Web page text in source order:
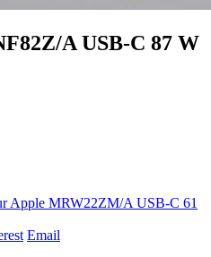
A USB-C 87 W
Apple MRW22ZM/A USB-C 61
Email